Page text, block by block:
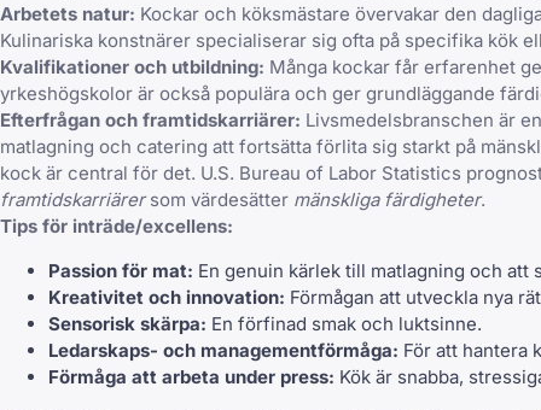
Arbetets natur: Kockar och köksmästare övervakar den
Kulinariska konstnärer specialiserar sig ofta på specifika kök
Kvalifikationer och utbildning: Många kockar får erfarenhet
yrkeshögskolor är också populära och ger grundläggande
Efterfrågan och framtidskarriärer: Livsmedelsbranschen är
matlagning och catering att fortsätta förlita sig starkt på
kock är central för det. U.S. Bureau of Labor Statistics
framtidskarriärersom värdesätter mänskliga färdigheter.
Tips för inträde/excellens:
Passion för mat: En genuin kärlek till matlagning och att
Kreativitet och innovation: Förmågan att utveckla nya
Sensorisk skärpa: En förfinad smak och luktsinne.
Ledarskaps- och managementförmåga: För att hantera
Förmåga att arbeta under press: Kök är snabba,